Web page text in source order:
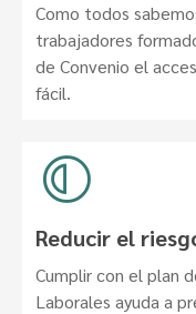
Como todos
trabajadores
de Convenio el
fácil.
Reducir el
Cumplir con el plan
Laborales ayuda a